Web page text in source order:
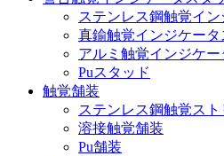
ステンレス鋼触覚イ
真鍮触覚インジケータ
アルミ触覚インジケー
Puスタッド
触覚舗装
ステンレス鋼触覚ス
溶接触覚舗装
Pu舗装